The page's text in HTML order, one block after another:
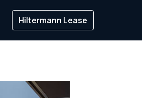
Hiltermann Lease